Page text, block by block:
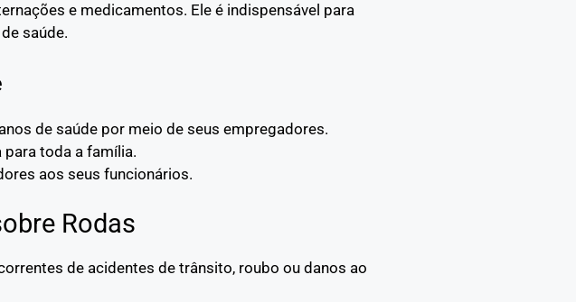
e medicamentos. Ele é indispensável para
saúde.
de saúde por meio de seus empregadores.
toda a família.
aos seus funcionários.
Rodas
de acidentes de trânsito, roubo ou danos ao